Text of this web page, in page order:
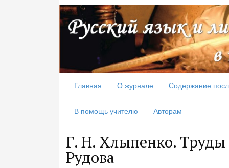
Главная О журнале Содержание
В помощь учителю Авторам
Г. Н. Хлыпенко.
Рудова